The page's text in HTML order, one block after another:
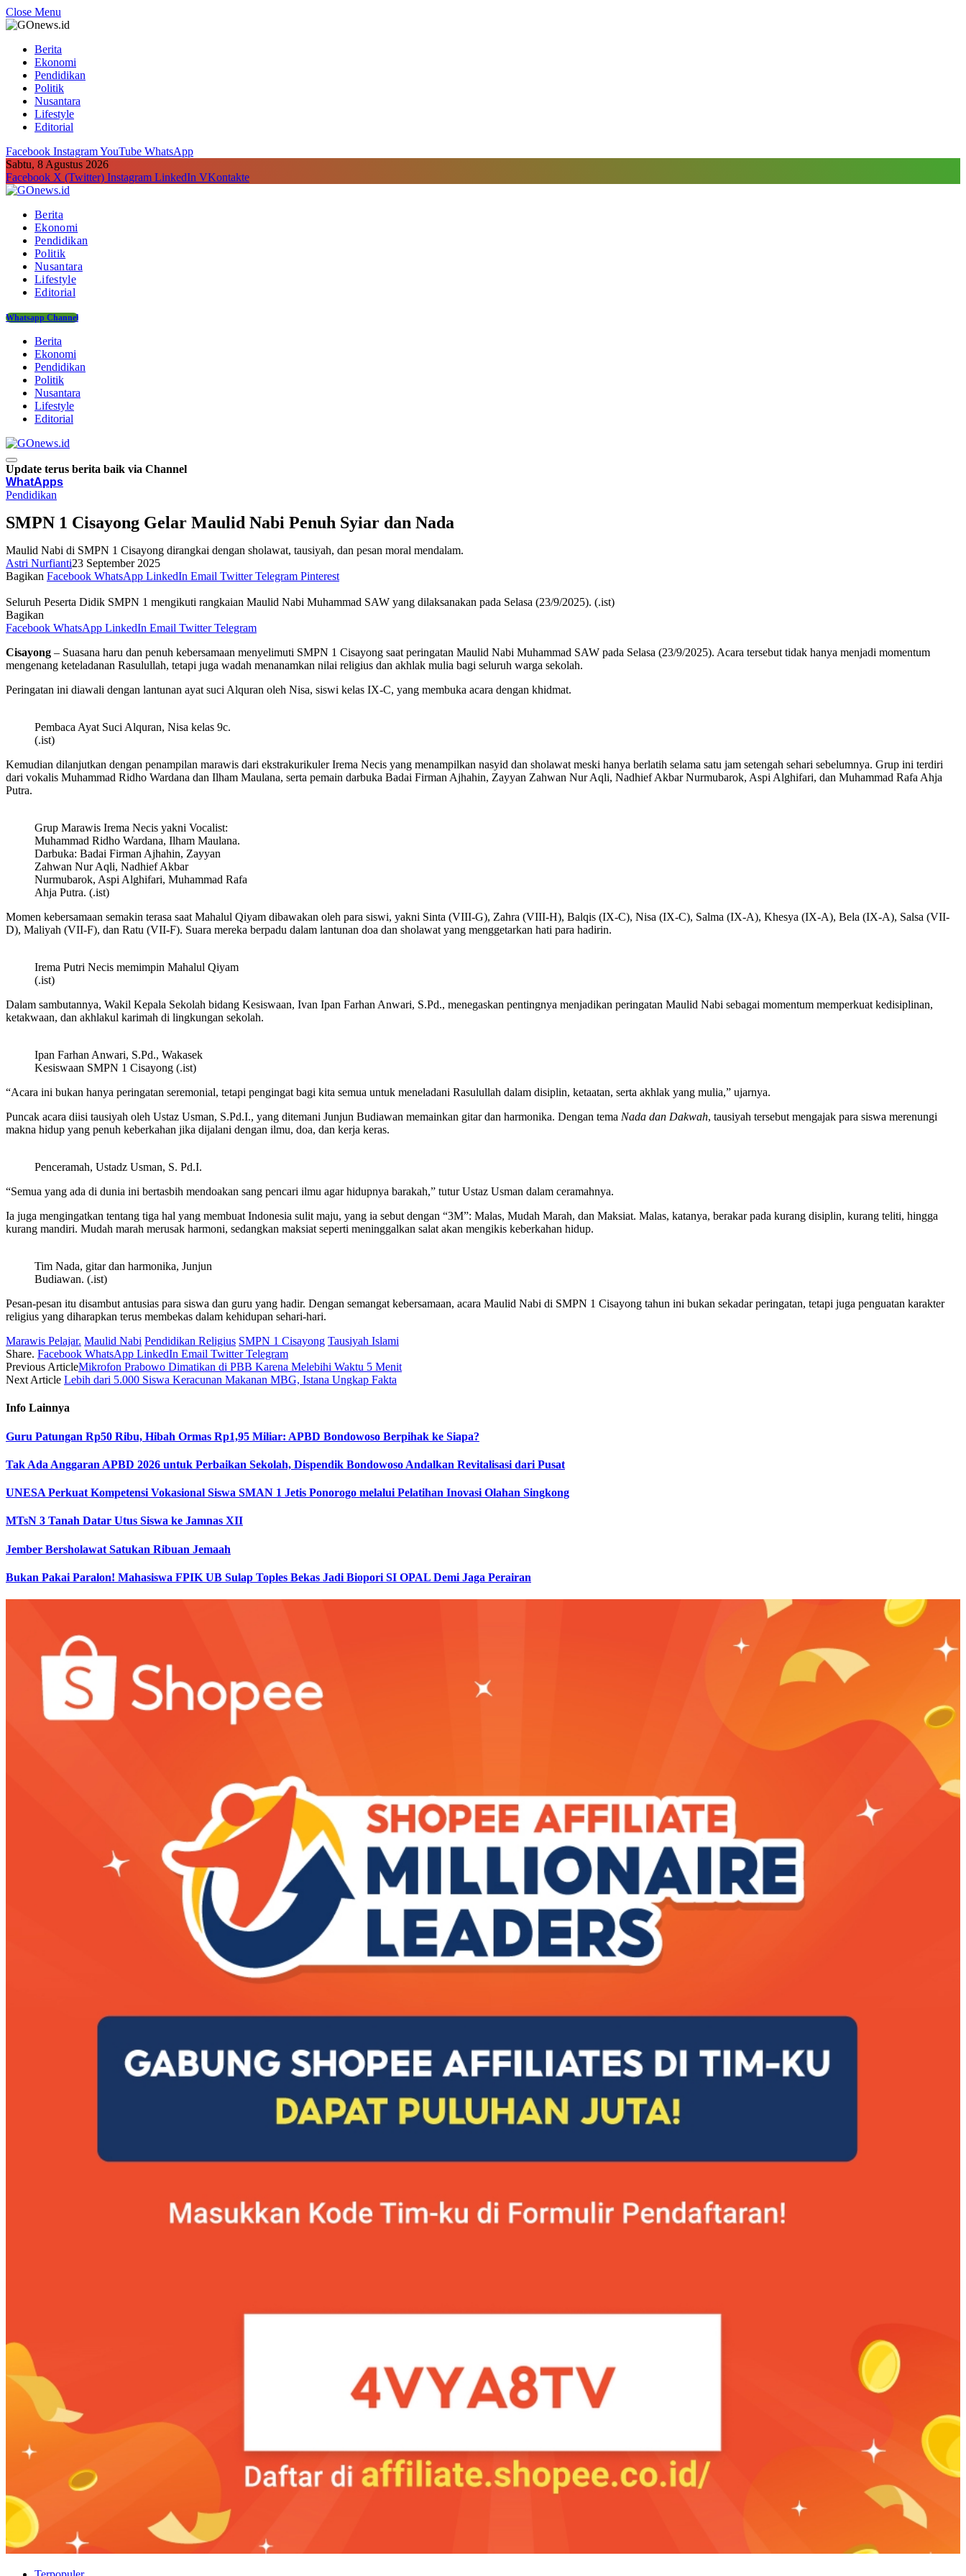
Close Menu
Berita
Ekonomi
Pendidikan
Politik
Nusantara
Lifestyle
Editorial
Facebook InstagramYouTube WhatsApp
Sabtu, 8 Agustus 2026
Facebook X (Twitter) Instagram LinkedIn VKontakte
Berita
Ekonomi
Pendidikan
Politik
Nusantara
Lifestyle
Editorial
Whatsapp Channel
Berita
Ekonomi
Pendidikan
Politik
Nusantara
Lifestyle
Editorial
Update terus berita baik via Channel
WhatApps
Pendidikan
SMPN 1 Cisayong Gelar Maulid Nabi Penuh Syiar dan Nada
Maulid Nabi di SMPN 1 Cisayong dirangkai dengan sholawat, tausiyah, dan pesan moral mendalam.
Astri Nurfianti23 September 2025
Bagikan Facebook WhatsApp LinkedIn Email Twitter Telegram Pinterest
Seluruh Peserta Didik SMPN 1 mengikuti rangkaian Maulid Nabi Muhammad SAW yang dilaksanakan pada Selasa (23/9/2025). (.ist)
Bagikan
Facebook WhatsApp LinkedIn Email Twitter Telegram
Cisayong – Suasana haru dan penuh kebersamaan menyelimuti SMPN 1 Cisayong saat peringatan Maulid Nabi Muhammad SAW pada Selasa (23/9/2025). Acara tersebut tidak hanya menjadi momentum
mengenang keteladanan Rasulullah, tetapi juga wadah menanamkan nilai religius dan akhlak mulia bagi seluruh warga sekolah.
Peringatan ini diawali dengan lantunan ayat suci Alquran oleh Nisa, siswi kelas IX-C, yang membuka acara dengan khidmat.
Pembaca Ayat Suci Alquran, Nisa kelas 9c.
(.ist)
Kemudian dilanjutkan dengan penampilan marawis dari ekstrakurikuler Irema Necis yang menampilkan nasyid dan sholawat meski hanya berlatih selama satu jam setengah sehari sebelumnya. Grup ini terdiri
dari vokalis Muhammad Ridho Wardana dan Ilham Maulana, serta pemain darbuka Badai Firman Ajhahin, Zayyan Zahwan Nur Aqli, Nadhief Akbar Nurmubarok, Aspi Alghifari, dan Muhammad Rafa Ahja
Putra.
Grup Marawis Irema Necis yakni Vocalist:
Muhammad Ridho Wardana, Ilham Maulana.
Darbuka: Badai Firman Ajhahin, Zayyan
Zahwan Nur Aqli, Nadhief Akbar
Nurmubarok, Aspi Alghifari, Muhammad Rafa
Ahja Putra. (.ist)
Momen kebersamaan semakin terasa saat Mahalul Qiyam dibawakan oleh para siswi, yakni Sinta (VIII-G), Zahra (VIII-H), Balqis (IX-C), Nisa (IX-C), Salma (IX-A), Khesya (IX-A), Bela (IX-A), Salsa (VII-
D), Maliyah (VII-F), dan Ratu (VII-F). Suara mereka berpadu dalam lantunan doa dan sholawat yang menggetarkan hati para hadirin.
Irema Putri Necis memimpin Mahalul Qiyam
(.ist)
Dalam sambutannya, Wakil Kepala Sekolah bidang Kesiswaan, Ivan Ipan Farhan Anwari, S.Pd., menegaskan pentingnya menjadikan peringatan Maulid Nabi sebagai momentum memperkuat kedisiplinan,
ketakwaan, dan akhlakul karimah di lingkungan sekolah.
Ipan Farhan Anwari, S.Pd., Wakasek
Kesiswaan SMPN 1 Cisayong (.ist)
“Acara ini bukan hanya peringatan seremonial, tetapi pengingat bagi kita semua untuk meneladani Rasulullah dalam disiplin, ketaatan, serta akhlak yang mulia,” ujarnya.
Puncak acara diisi tausiyah oleh Ustaz Usman, S.Pd.I., yang ditemani Junjun Budiawan memainkan gitar dan harmonika. Dengan tema Nada dan Dakwah, tausiyah tersebut mengajak para siswa merenungi
makna hidup yang penuh keberkahan jika dijalani dengan ilmu, doa, dan kerja keras.
Penceramah, Ustadz Usman, S. Pd.I.
“Semua yang ada di dunia ini bertasbih mendoakan sang pencari ilmu agar hidupnya barakah,” tutur Ustaz Usman dalam ceramahnya.
Ia juga mengingatkan tentang tiga hal yang membuat Indonesia sulit maju, yang ia sebut dengan “3M”: Malas, Mudah Marah, dan Maksiat. Malas, katanya, berakar pada kurang disiplin, kurang teliti, hingga
kurang mandiri. Mudah marah merusak harmoni, sedangkan maksiat seperti meninggalkan salat akan mengikis keberkahan hidup.
Tim Nada, gitar dan harmonika, Junjun
Budiawan. (.ist)
Pesan-pesan itu disambut antusias para siswa dan guru yang hadir. Dengan semangat kebersamaan, acara Maulid Nabi di SMPN 1 Cisayong tahun ini bukan sekadar peringatan, tetapi juga penguatan karakter
religius yang diharapkan terus membekas dalam kehidupan sehari-hari.
Marawis Pelajar. Maulid Nabi Pendidikan Religius SMPN 1 Cisayong Tausiyah Islami
Share. Facebook WhatsApp LinkedIn Email Twitter Telegram
Previous ArticleMikrofon Prabowo Dimatikan di PBB Karena Melebihi Waktu 5 Menit
Next Article Lebih dari 5.000 Siswa Keracunan Makanan MBG, Istana Ungkap Fakta
Info Lainnya
Guru Patungan Rp50 Ribu, Hibah Ormas Rp1,95 Miliar: APBD Bondowoso Berpihak ke Siapa?
Tak Ada Anggaran APBD 2026 untuk Perbaikan Sekolah, Dispendik Bondowoso Andalkan Revitalisasi dari Pusat
UNESA Perkuat Kompetensi Vokasional Siswa SMAN 1 Jetis Ponorogo melalui Pelatihan Inovasi Olahan Singkong
MTsN 3 Tanah Datar Utus Siswa ke Jamnas XII
Jember Bersholawat Satukan Ribuan Jemaah
Bukan Pakai Paralon! Mahasiswa FPIK UB Sulap Toples Bekas Jadi Biopori SI OPAL Demi Jaga Perairan